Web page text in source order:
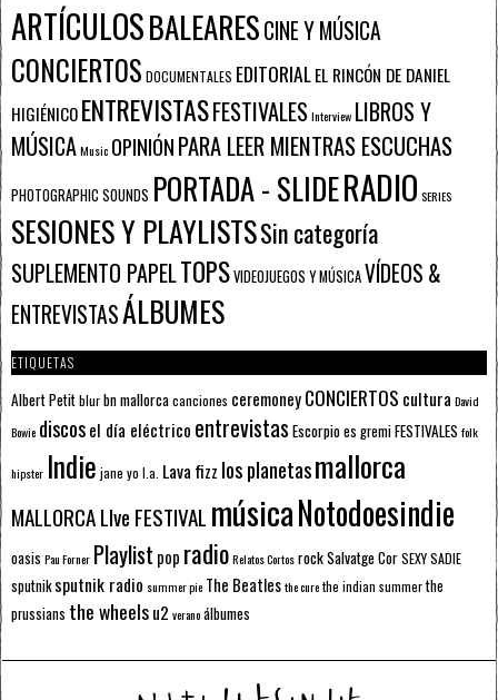
ARTÍCULOSBALEARESCINE Y MÚSICA
CONCIERTOS DOCUMENTALES EDITORIALEL RINCÓN DE DANIEL
HIGIÉNICOENTREVISTASFESTIVALESInterview LIBROS Y
MÚSICAMusic OPINIÓNPARA LEER MIENTRAS ESCUCHAS
PHOTOGRAPHIC SOUNDS PORTADA - SLIDERADIO SERIES
SESIONES Y PLAYLISTSSin categoría
SUPLEMENTO PAPELTOPSVIDEOJUEGOS Y MÚSICAVÍDEOS &
ENTREVISTASÁLBUMES
ETIQUETAS
Albert Petitblurbn mallorcacanciones ceremoneyCONCIERTOS cultura David
Bowie discosel día eléctrico entrevistas Escorpioes gremiFESTIVALES folk
hipster Indie jane yo l.a. Lava fizz los planetasmallorca
MALLORCA LIve FESTIVAL músicaNotodoesindie
oasis Pau Forner Playlist pop radioRelatos CortosrockSalvatge CorSEXY SADIE
sputnik sputnik radio summer pie The Beatlesthe curethe indian summerthe
prussians the wheelsu2 veranoálbumes